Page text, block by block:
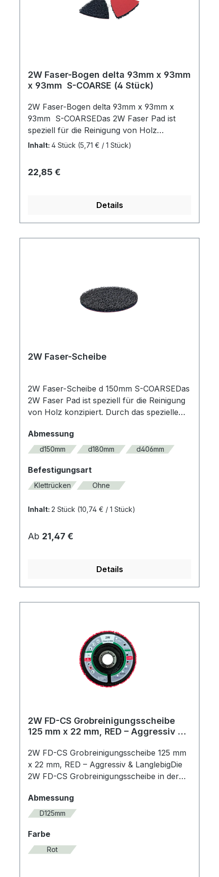
AltlackbearbeitungHartholzbearbeitungMet
MöbelbearbeitungMetall- und
KunststoffverarbeitungSchiffbau &
Schleifergebnisse mit dem 2W Basic Gold
Schleifpapier P40 – die perfekte Wahl für
Profis und anspruchsvolle Heimwerker.
2W Faser-Bogen delta 93mm x 93mm
x 93mm S-COARSE (4 Stück)
2W Faser-Bogen delta 93mm x 93mm x
93mm S-COARSEDas 2W Faser Pad ist
speziell für die Reinigung von Holz
konzipiert. Durch das spezielle Material
Aufbringen einer Strukturierung auf
wird das 2W Faser Pad trocken
StandzeitenDreidimensionales
FaservliesHartes, spitzes SchleifkornNass
93mm x 93mm x 93mmLochungungelocht
Inhalt: 4 Stück (5,71 € / 1 Stück)
Regulärer Preis:
22,85 €
Details
2W Faser-Scheibe
2W Faser-Scheibe d 150mm S-COARSEDas
2W Faser Pad ist speziell für die Reinigung
von Holz konzipiert. Durch das spezielle
beseitig. Ein Weiterer Einsatzzweck ist das
Aufbringen einer Strukturierung auf
wird das 2W Faser Pad trocken
verarbeitet.FormstabilSehr gute
FaservliesHartes, spitzes SchleifkornNass
keDatenSchleifmittelSiliziumkarbidBindungh
mmLochung15-Loch
Abmessungauswählen
d150mm d180mm d406mm
Befestigungsart
Klettrücken Ohne
Inhalt: 2 Stück (10,74 € / 1 Stück)
Regulärer Preis:
Ab 21,47 €
Details
2W FD-CS Grobreinigungsscheibe
125 mm x 22 mm, RED – Aggressiv &
2W FD-CS Grobreinigungsscheibe 125 mm
x 22 mm, RED – Aggressiv & LanglebigDie
2W FD-CS Grobreinigungsscheibe in der
anspruchsvolle Reinigungsarbeiten
entwickelt. Das grobe Reinigungsvlies ist mit
das in eine offene, flexible Nylonfaser-
Struktur eingebettet ist. Dank der flachen
Abmessungauswählen
D125mm
Farbeauswählen
Rot